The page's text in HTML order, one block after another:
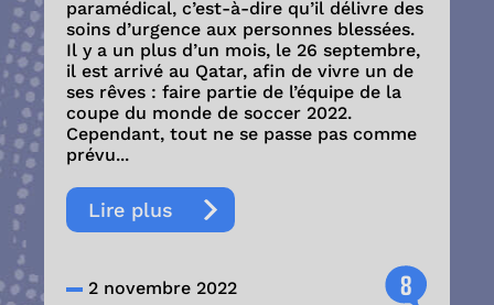
paramédical, c’est-à-dire qu’il délivre des
soins d’urgence aux personnes blessées.
Il y a un plus d’un mois, le 26 septembre,
il est arrivé au Qatar, afin de vivre un de
ses rêves : faire partie de l’équipe de la
coupe du monde de soccer 2022.
Cependant, tout ne se passe pas comme
prévu...
Lire plus
2 novembre 2022 8